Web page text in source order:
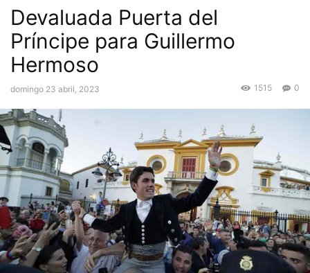
Devaluada Puerta del
Príncipe para Guillermo
Hermoso
domingo 23 abril, 2023 0
1515